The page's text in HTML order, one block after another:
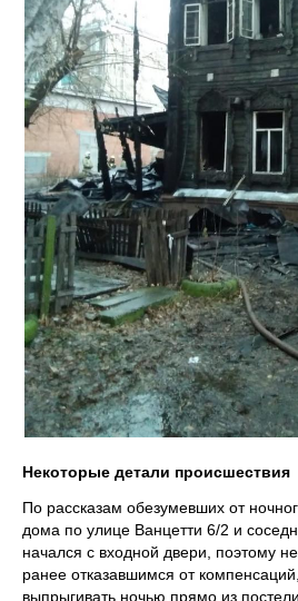
Некоторые детали происшествия
По рассказам обезумевших от
дома по улице Ванцетти 6/2 и
начался с входной двери, поэтому
ранее отказавшимся от
выпрыгивать ночью прямо из